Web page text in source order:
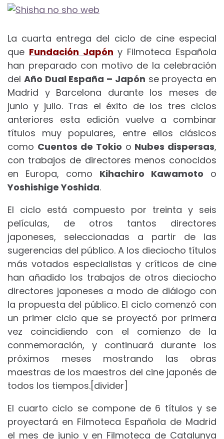
La cuarta entrega del ciclo de cine especial
que Fundación Japón y Filmoteca Española
han preparado con motivo de la celebración
del Año Dual España – Japón se proyecta en
Madrid y Barcelona durante los meses de
junio y julio. Tras el éxito de los tres ciclos
anteriores esta edición vuelve a combinar
títulos muy populares, entre ellos clásicos
como Cuentos de Tokio o Nubes dispersas,
con trabajos de directores menos conocidos
en Europa, como Kihachiro Kawamoto o
Yoshishige Yoshida.
El ciclo está compuesto por treinta y seis
películas, de otros tantos directores
japoneses, seleccionadas a partir de las
sugerencias del público. A los dieciocho títulos
más votados especialistas y críticos de cine
han añadido los trabajos de otros dieciocho
directores japoneses a modo de diálogo con
la propuesta del público. El ciclo comenzó con
un primer ciclo que se proyectó por primera
vez coincidiendo con el comienzo de la
conmemoración, y continuará durante los
próximos meses mostrando las obras
maestras de los maestros del cine japonés de
todos los tiempos.[divider]
El cuarto ciclo se compone de 6 títulos y se
proyectará en Filmoteca Española de Madrid
el mes de junio y en Filmoteca de Catalunya